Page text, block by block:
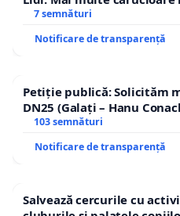
7 semnături
Notificare de transparență
Petiție publică: Solicităm
DN25 (Galați – Hanu
traseului în afara
103 semnături
Notificare de transparență
Salvează cercurile cu